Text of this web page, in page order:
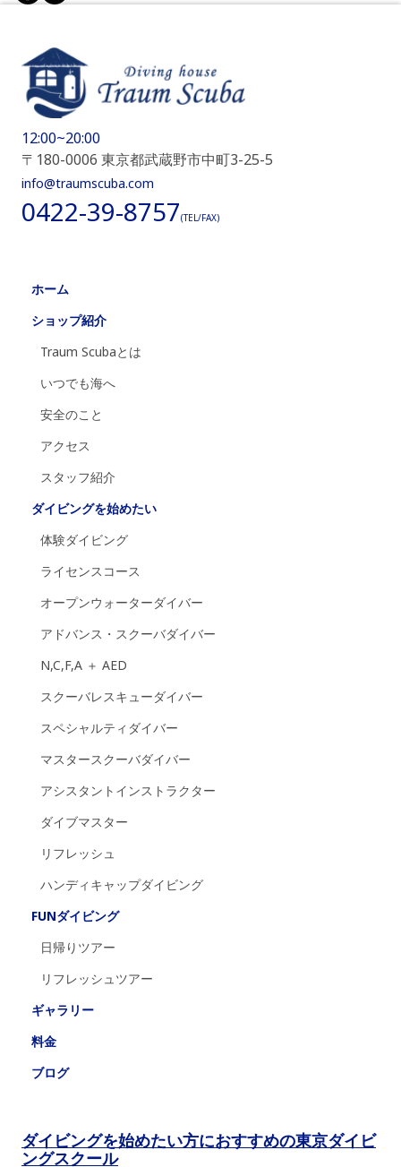
12:00~20:00
〒180-0006 東京都武蔵野市中町3-25-5
info@traumscuba.com
0422-39-8757(TEL/FAX)
ホーム
ショップ紹介
Traum Scubaとは
いつでも海へ
安全のこと
アクセス
スタッフ紹介
ダイビングを始めたい
体験ダイビング
ライセンスコース
オープンウォーターダイバー
アドバンス・スクーバダイバー
N,C,F,A ＋ AED
スクーバレスキューダイバー
スペシャルティダイバー
マスタースクーバダイバー
アシスタントインストラクター
ダイブマスター
リフレッシュ
ハンディキャップダイビング
FUNダイビング
日帰りツアー
リフレッシュツアー
ギャラリー
料金
ブログ
ダイビングを始めたい方におすすめの東京ダイビ
ングスクール